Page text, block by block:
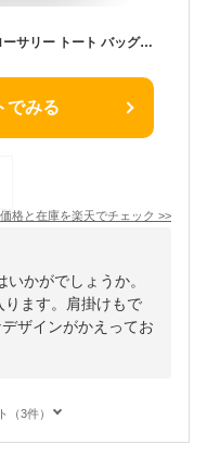
【刺繍可】【公式】エルエルビーン グローサリー トート バッグ｜トートバッグ マザーズバッグ 肩掛けバッグ メンズ ウィメンズ レディース ユニセックス 男女兼用 アウトドア ブランド キャンバス 布 名入れ 刺繍 L.L.Bean LLBean llビーン llbeen 大きめ
でみる
価格と在庫を楽天でチェック >>
かがでしょうか。
ります。肩掛けもで
ザインがかえってお
（3件）